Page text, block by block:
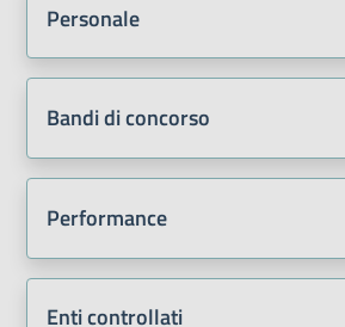
Personale
Bandi di concorso
Performance
Enti controllati